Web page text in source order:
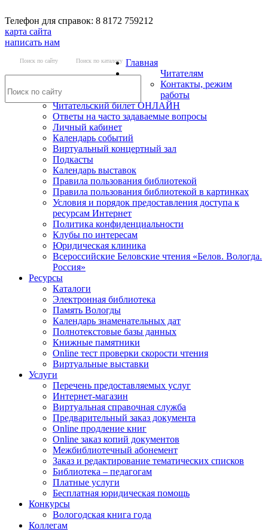
Телефон для справок: 8 8172 759212
карта сайта
написать нам
Поиск по сайту Поиск по каталогу Главная
Читателям
Контакты, режим
работы
Читательский билет ОНЛАЙН
Ответы на часто задаваемые вопросы
Личный кабинет
Календарь событий
Виртуальный концертный зал
Подкасты
Календарь выставок
Правила пользования библиотекой
Правила пользования библиотекой в картинках
Условия и порядок предоставления доступа к
ресурсам Интернет
Политика конфиденциальности
Клубы по интересам
Юридическая клиника
Всероссийские Беловские чтения «Белов. Вологда.
Россия»
Ресурсы
Каталоги
Электронная библиотека
Память Вологды
Календарь знаменательных дат
Полнотекстовые базы данных
Книжные памятники
Online тест проверки скорости чтения
Виртуальные выставки
Услуги
Перечень предоставляемых услуг
Интернет-магазин
Виртуальная справочная служба
Предварительный заказ документа
Online продление книг
Online заказ копий документов
Межбиблиотечный абонемент
Заказ и редактирование тематических списков
Библиотека – педагогам
Платные услуги
Бесплатная юридическая помощь
Конкурсы
Вологодская книга года
Коллегам